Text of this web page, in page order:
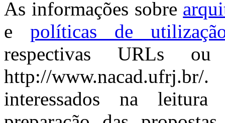
As informações sobre
epolíticas de
respectivas URLs
http://
interessados na leitura